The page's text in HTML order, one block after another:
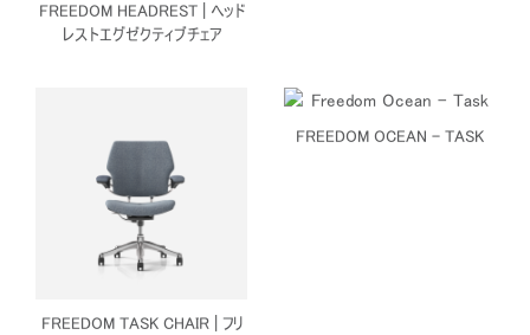
FREEDOM HEADREST | ヘッド
レストエグゼクティブチェア
FREEDOM TASK CHAIR | フリ
FREEDOM OCEAN - TASK